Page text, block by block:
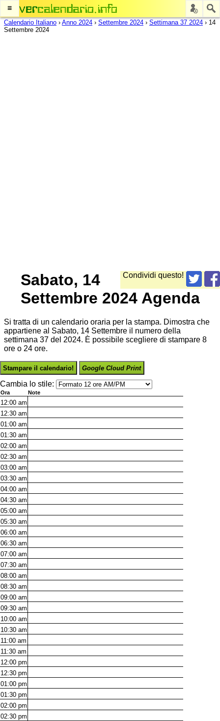
≡
Calendario Italiano › Anno 2024 › Settembre 2024 › Settimana 37 2024 › 14
Settembre 2024
Condividi questo!
Sabato, 14
Settembre 2024 Agenda
Si tratta di un calendario oraria per la stampa. Dimostra che
appartiene al Sabato, 14 Settembre il numero della
settimana 37 del 2024. È possibile scegliere di stampare 8
ore o 24 ore.
Stampare il calendario! Google Cloud Print
Cambia lo stile:
Ora Note
12:00 am
12:30 am
01:00 am
01:30 am
02:00 am
02:30 am
03:00 am
03:30 am
04:00 am
04:30 am
05:00 am
05:30 am
06:00 am
06:30 am
07:00 am
07:30 am
08:00 am
08:30 am
09:00 am
09:30 am
10:00 am
10:30 am
11:00 am
11:30 am
12:00 pm
12:30 pm
01:00 pm
01:30 pm
02:00 pm
02:30 pm